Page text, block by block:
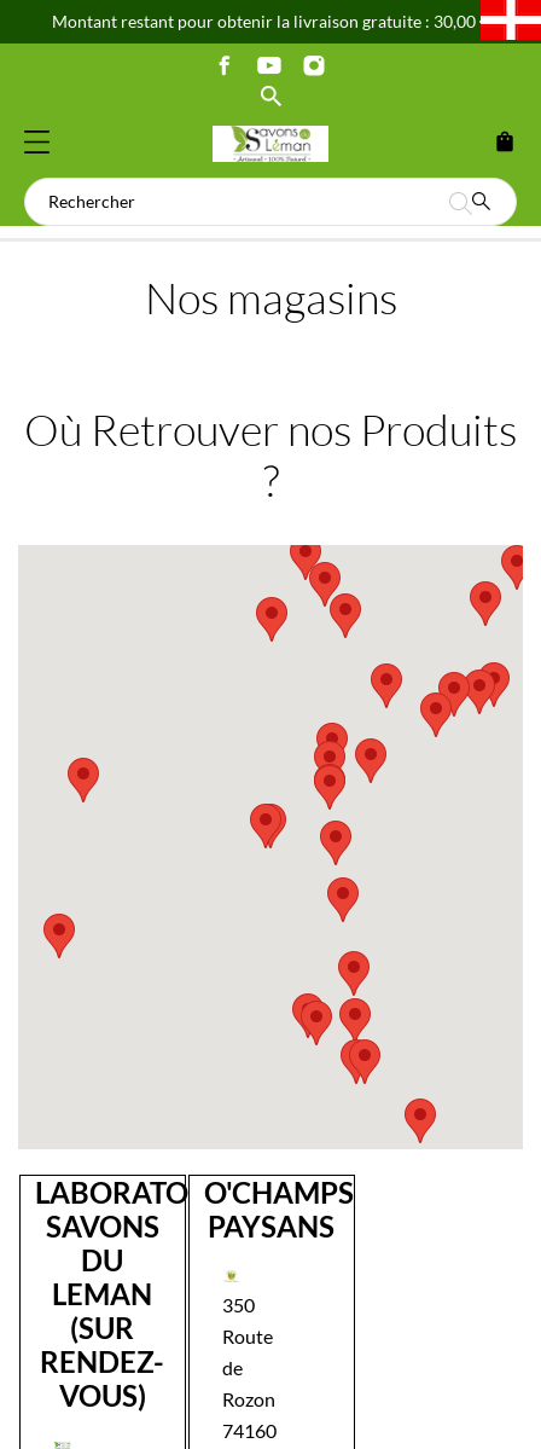
Montant restant pour obtenir la livraison gratuite : 30,00 €
shopping_bag
Nos magasins
Où Retrouver nos Produits
?
LABORATOIRE
SAVONS
DU
LEMAN
(SUR
RENDEZ-
VOUS)
O'CHAMPS
PAYSANS
350
Route
de
Rozon
74160